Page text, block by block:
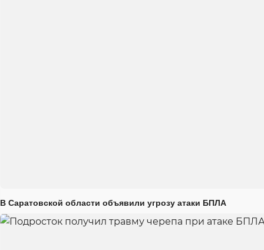
В Саратовской области объявили угрозу атаки БПЛА